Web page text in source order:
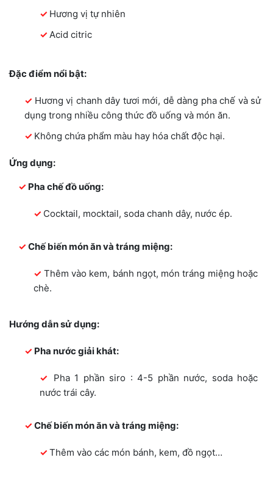
Hương vị tự nhiên
Acid citric
Đặc điểm nổi bật:
Hương vị chanh dây tươi mới, dễ dàng pha chế và sử
dụng trong nhiều công thức đồ uống và món ăn.
Không chứa phẩm màu hay hóa chất độc hại.
Ứng dụng:
Pha chế đồ uống:
Cocktail, mocktail, soda chanh dây, nước ép.
Chế biến món ăn và tráng miệng:
Thêm vào kem, bánh ngọt, món tráng miệng hoặc
chè.
Hướng dẫn sử dụng:
Pha nước giải khát:
Pha 1 phần siro : 4-5 phần nước, soda hoặc
nước trái cây.
Chế biến món ăn và tráng miệng:
Thêm vào các món bánh, kem, đồ ngọt…